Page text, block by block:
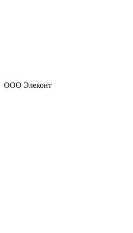
ООО Элеконт